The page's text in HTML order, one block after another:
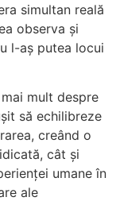
simultan reală
observa și
l-aș putea locui
mult despre
să echilibreze
creând o
cât și
umane în
ale